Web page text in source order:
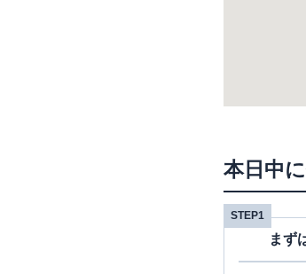
本日中
STEP1
まず